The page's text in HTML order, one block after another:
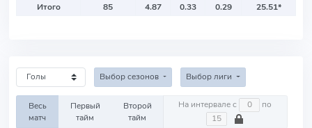
Итого
85 4.87 0.33 0.29 25.51*
Выбор сезонов Выбор лиги
Весь
матч
Первый
тайм
Второй
тайм
На интервале с по